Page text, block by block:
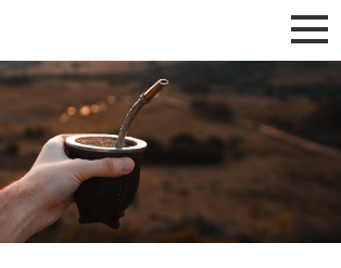
星野誠 makoto hoshino